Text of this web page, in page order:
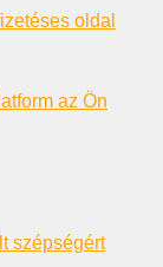
oldal
az Ön
szépségért